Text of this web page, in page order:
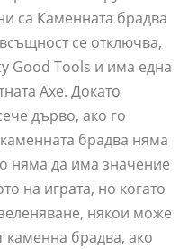
са Каменната брадва
се отключва,
Good Tools и има една
Axe. Докато
дърво, ако го
брадва няма
няма да има значение
на играта, но когато
някои може
каменна брадва, ако